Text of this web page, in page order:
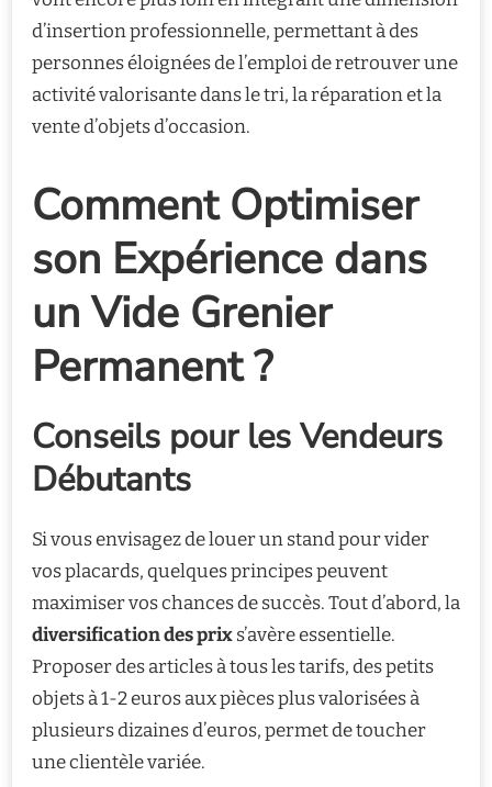
d’insertion professionnelle, permettant à des
personnes éloignées de l’emploi de retrouver une
activité valorisante dans le tri, la réparation et la
vente d’objets d’occasion.
Comment Optimiser
son Expérience dans
un Vide Grenier
Permanent ?
Conseils pour les Vendeurs
Débutants
Si vous envisagez de louer un stand pour vider
vos placards, quelques principes peuvent
maximiser vos chances de succès. Tout d’abord, la
diversification des prixs’avère essentielle.
Proposer des articles à tous les tarifs, des petits
objets à 1-2 euros aux pièces plus valorisées à
plusieurs dizaines d’euros, permet de toucher
une clientèle variée.